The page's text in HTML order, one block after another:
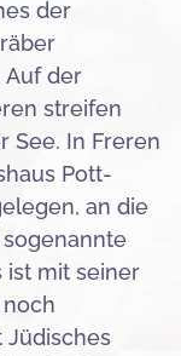
der
Auf der
streifen
See. In Freren
Pott-
an die
sogenannte
ist mit seiner
Jüdisches